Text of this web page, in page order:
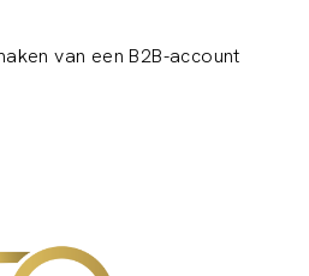
van een B2B-account